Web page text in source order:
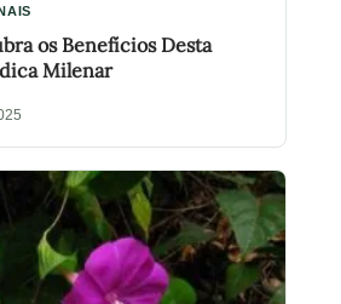
os Benefícios Desta
Milenar